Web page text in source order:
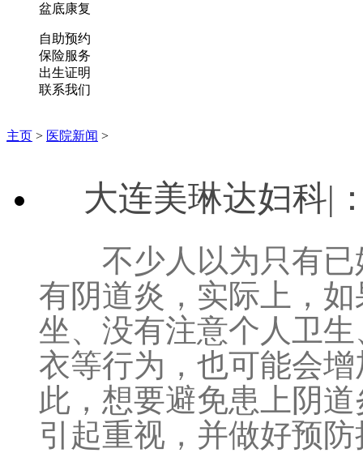
盆底康复
自助预约
保险服务
出生证明
联系我们
主页 > 医院新闻 >
大连美琳达妇科|
不少人以为只有已
有阴道炎，实际上，
坐、没有注意个人卫
衣等行为，也可能会
此，想要避免患上阴
引起重视，并做好预